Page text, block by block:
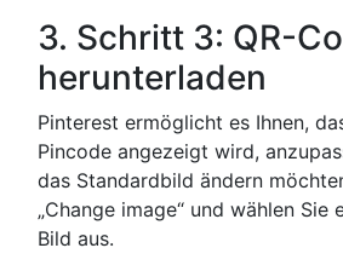
3. Schritt 3: QR-
herunterladen
Pinterest ermöglicht es Ihnen,
Pincode angezeigt wird,
das Standardbild ändern
„Change image“ und wählen Sie
Bild aus.